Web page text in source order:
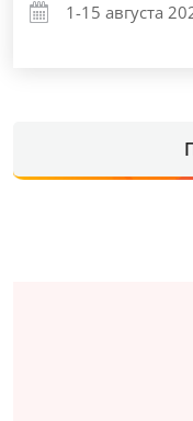
1-15 августа